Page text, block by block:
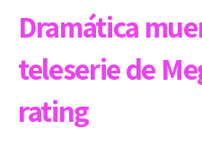
Dramática
teleserie de
rating